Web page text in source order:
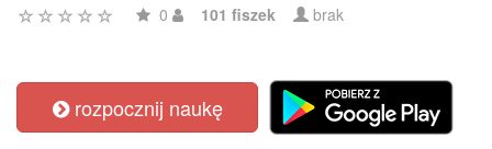
0 101 fiszek brak
rozpocznij naukę